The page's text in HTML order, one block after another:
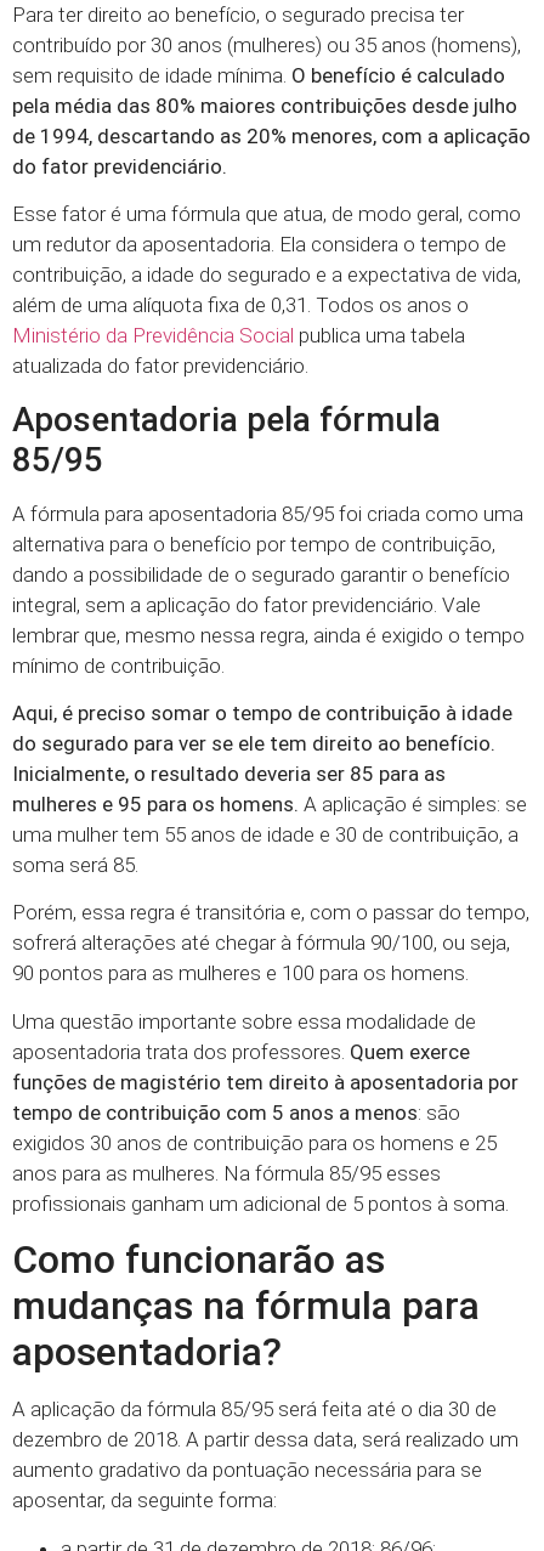
Para ter direito ao benefício, o segurado precisa ter
contribuído por 30 anos (mulheres) ou 35 anos (homens),
sem requisito de idade mínima. O benefício é calculado
pela média das 80% maiores contribuições desde julho
de 1994, descartando as 20% menores, com a aplicação
do fator previdenciário.
Esse fator é uma fórmula que atua, de modo geral, como
um redutor da aposentadoria. Ela considera o tempo de
contribuição, a idade do segurado e a expectativa de vida,
além de uma alíquota fixa de 0,31. Todos os anos o
Ministério da Previdência Social publica uma tabela
atualizada do fator previdenciário.
Aposentadoria pela fórmula
85/95
A fórmula para aposentadoria 85/95 foi criada como uma
alternativa para o benefício por tempo de contribuição,
dando a possibilidade de o segurado garantir o benefício
integral, sem a aplicação do fator previdenciário. Vale
lembrar que, mesmo nessa regra, ainda é exigido o tempo
mínimo de contribuição.
Aqui, é preciso somar o tempo de contribuição à idade
do segurado para ver se ele tem direito ao benefício.
Inicialmente, o resultado deveria ser 85 para as
mulheres e 95 para os homens. A aplicação é simples: se
uma mulher tem 55 anos de idade e 30 de contribuição, a
soma será 85.
Porém, essa regra é transitória e, com o passar do tempo,
sofrerá alterações até chegar à fórmula 90/100, ou seja,
90 pontos para as mulheres e 100 para os homens.
Uma questão importante sobre essa modalidade de
aposentadoria trata dos professores. Quem exerce
funções de magistério tem direito à aposentadoria por
tempo de contribuição com 5 anos a menos: são
exigidos 30 anos de contribuição para os homens e 25
anos para as mulheres. Na fórmula 85/95 esses
profissionais ganham um adicional de 5 pontos à soma.
Como funcionarão as
mudanças na fórmula para
aposentadoria?
A aplicação da fórmula 85/95 será feita até o dia 30 de
dezembro de 2018. A partir dessa data, será realizado um
aumento gradativo da pontuação necessária para se
aposentar, da seguinte forma: